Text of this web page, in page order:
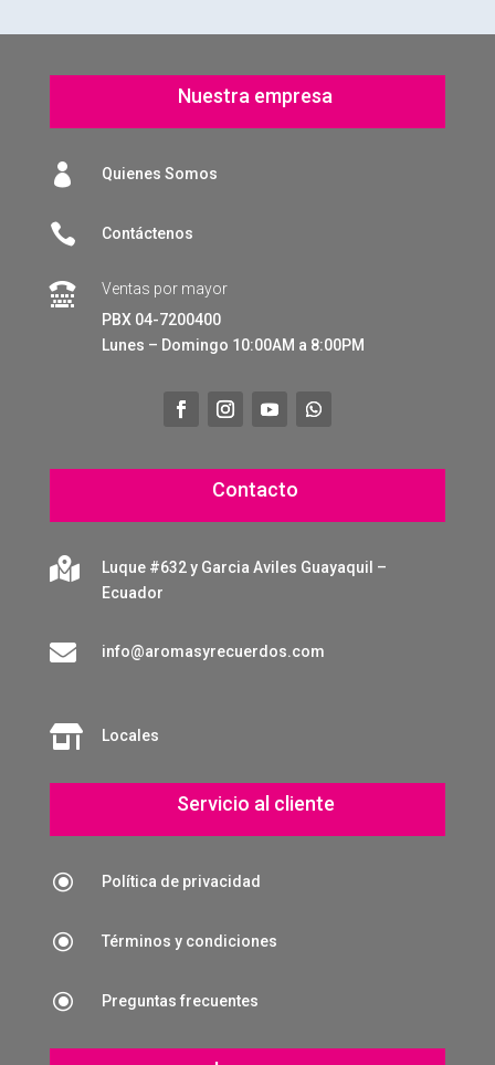
Nuestra empresa
 Quienes Somos
 Contáctenos

Ventas por mayor
PBX 04-7200400
Lunes – Domingo 10:00AM a 8:00PM
Contacto

Luque #632 y Garcia Aviles Guayaquil –
Ecuador
 info@aromasyrecuerdos.com
 Locales
Servicio al cliente
\ Política de privacidad
\ Términos y condiciones
\ Preguntas frecuentes